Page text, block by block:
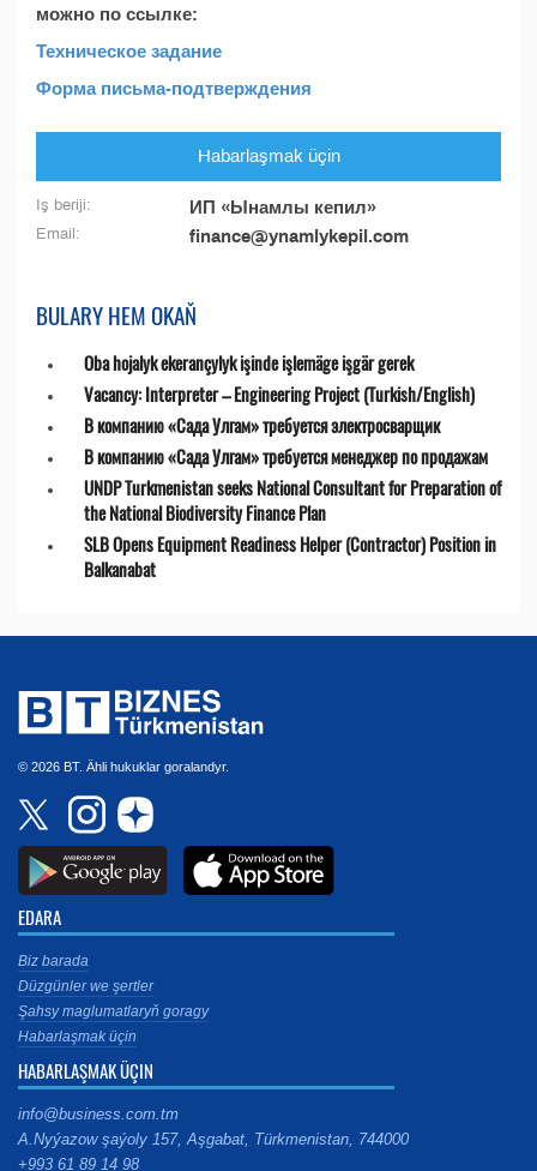
можно по ссылке:
Техническое задание
Форма письма-подтверждения
Habarlaşmak üçin
Iş beriji: ИП «Ынамлы кепил»
Email: finance@ynamlykepil.com
BULARY HEM OKAŇ
Oba hojalyk ekerançylyk işinde işlemäge işgär gerek
Vacancy: Interpreter – Engineering Project (Turkish/English)
В компанию «Сада Улгам» требуется электросварщик
В компанию «Сада Улгам» требуется менеджер по продажам
UNDP Turkmenistan seeks National Consultant for Preparation of
the National Biodiversity Finance Plan
SLB Opens Equipment Readiness Helper (Contractor) Position in
Balkanabat
© 2026 BT. Ähli hukuklar goralandyr.
EDARA
Biz barada
Düzgünler we şertler
Şahsy maglumatlaryň goragy
Habarlaşmak üçin
HABARLAŞMAK ÜÇIN
info@business.com.tm
A.Nyýazow şaýoly 157, Aşgabat, Türkmenistan, 744000
+993 61 89 14 98